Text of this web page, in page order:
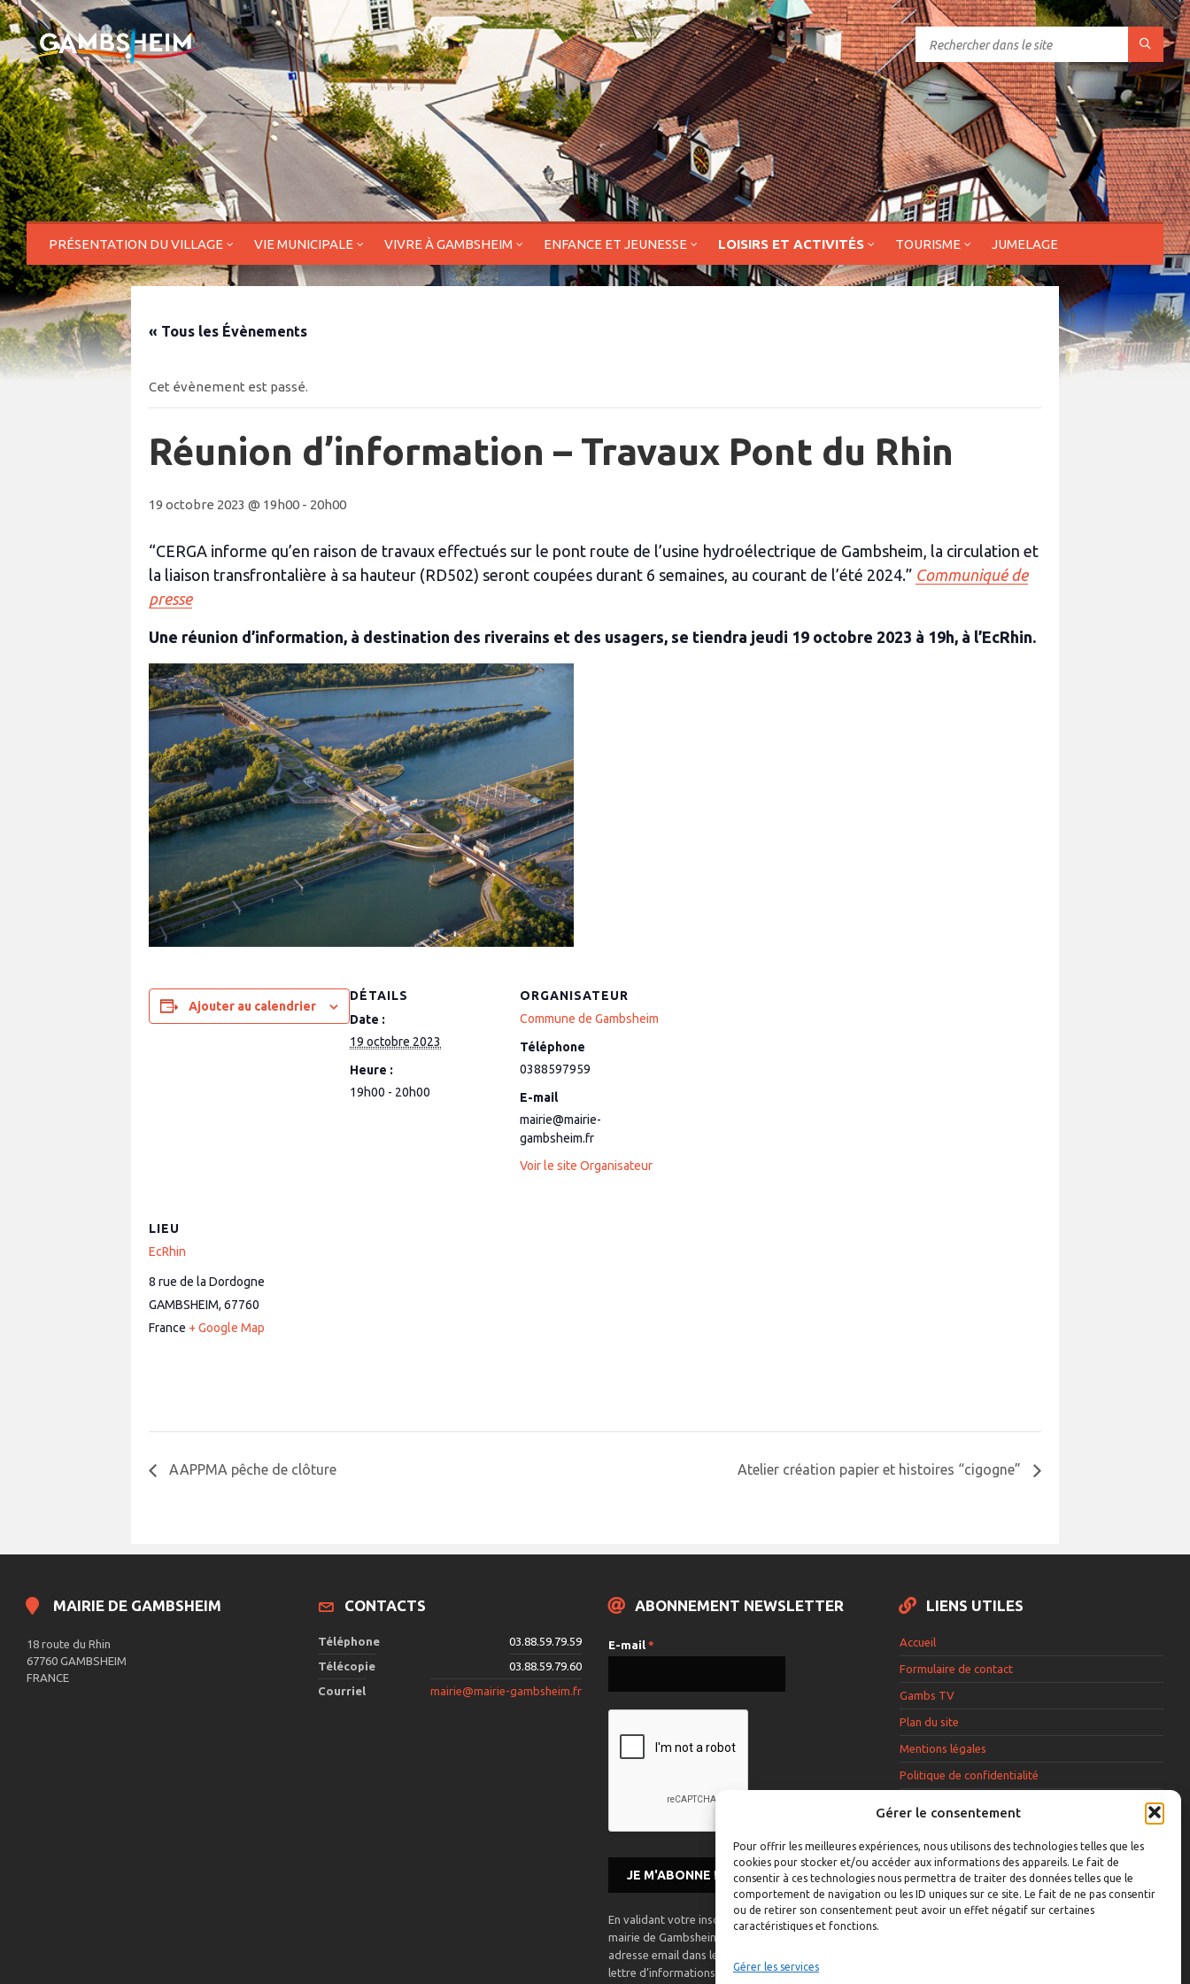
Gérer le consentement
Pour offrir les meilleures expériences, nous utilisons des technologies telles que les
cookies pour stocker et/ou accéder aux informations des appareils. Le fait de
consentir à ces technologies nous permettra de traiter des données telles que le
comportement de navigation ou les ID uniques sur ce site. Le fait de ne pas consentir
ou de retirer son consentement peut avoir un effet négatif sur certaines
caractéristiques et fonctions.
Gérer les services
PRÉSENTATION DU VILLAGE VIE MUNICIPALE VIVRE À GAMBSHEIM ENFANCE ET JEUNESSE LOISIRS ET ACTIVITÉS TOURISME JUMELAGE
« Tous les Évènements
Cet évènement est passé.
Réunion d’information – Travaux Pont du Rhin
19 octobre 2023 @ 19h00 - 20h00
“CERGA informe qu’en raison de travaux effectués sur le pont route de l’usine hydroélectrique de Gambsheim, la circulation et
la liaison transfrontalière à sa hauteur (RD502) seront coupées durant 6 semaines, au courant de l’été 2024.” Communiqué de
presse
Une réunion d’information, à destination des riverains et des usagers, se tiendra jeudi 19 octobre 2023 à 19h, à l’EcRhin.
Ajouter au calendrier
DÉTAILS
Date :
19 octobre 2023
Heure :
19h00 - 20h00
ORGANISATEUR
Commune de Gambsheim
Téléphone
0388597959
E-mail
mairie@mairie-
gambsheim.fr
Voir le site Organisateur
LIEU
EcRhin
8 rue de la Dordogne
GAMBSHEIM, 67760
France + Google Map
AAPPMA pêche de clôture Atelier création papier et histoires “cigogne”
MAIRIE DE GAMBSHEIM
18 route du Rhin
67760 GAMBSHEIM
FRANCE
CONTACTS
Téléphone
03.88.59.79.59
Télécopie
03.88.59.79.60
Courriel
mairie@mairie-gambsheim.fr
ABONNEMENT NEWSLETTER
E-mail *
En validant votre inscription, vous acceptez que la
mairie de Gambsheim mémorise et utilise votre
adresse email dans le but de vous envoyer une
lettre d’informations.
LIENS UTILES
Accueil
Formulaire de contact
Gambs TV
Plan du site
Mentions légales
Politique de confidentialité